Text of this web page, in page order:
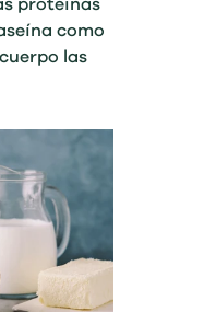
proteínas
como
las